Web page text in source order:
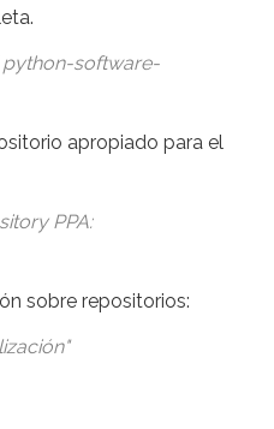
python-software-
apropiado para el
PPA:
sobre repositorios: